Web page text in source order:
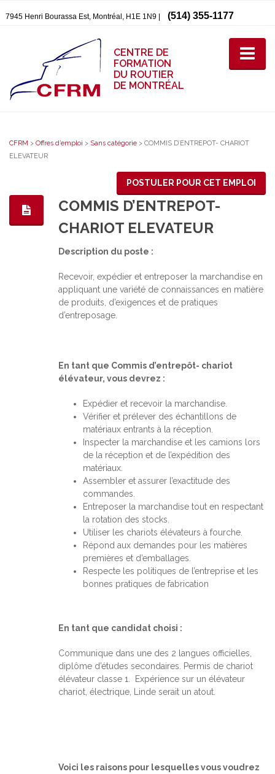
7945 Henri Bourassa Est, Montréal, H1E 1N9 | (514) 355-1177
CENTRE DE
FORMATION
DU ROUTIER
DE MONTRÉAL
CFRM > Offres d’emploi > Sans catégorie > COMMIS D’ENTREPOT- CHARIOT
ELEVATEUR
POSTULER POUR CET EMPLOI
COMMIS D’ENTREPOT-
CHARIOT ELEVATEUR
Description du poste :
Recevoir, expédier et entreposer la marchandise en
appliquant une variété de connaissances en matière
de produits, d’exigences et de pratiques
d’entreposage.
En tant que Commis d’entrepôt- chariot
élévateur, vous devrez :
Expédier et recevoir la marchandise.
Vérifier et prélever des échantillons de
matériaux entrants à la réception.
Inspecter la marchandise et les camions lors
de la réception et de l’expédition des
matériaux.
Assembler et assurer l’exactitude des
commandes.
Entreposer la marchandise tout en respectant
la rotation des stocks.
Utiliser les chariots élévateurs à fourche.
Répond aux demandes pour les matières
premières et d’emballages.
Respecte les politiques de l’entreprise et les
bonnes pratiques de fabrication
En tant que candidat choisi :
Communique dans une des 2 langues officielles,
diplôme d’études secondaires. Permis de chariot
élévateur classe 1. Expérience sur un élévateur
chariot, électrique, Linde serait un atout.
Voici les raisons pour lesquelles vous voudrez